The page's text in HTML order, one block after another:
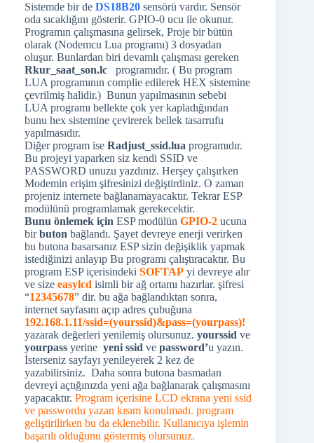
Sistemde bir de DS18B20 sensörü vardır. Sensör
oda sıcaklığını gösterir. GPIO-0 ucu ile okunur.
Programın çalışmasına gelirsek, Proje bir bütün
olarak (Nodemcu Lua programı) 3 dosyadan
oluşur. Bunlardan biri devamlı çalışması gereken
Rkur_saat_son.lc
programıdır. ( Bu program
LUA programının complie edilerek HEX sistemine
çevrilmiş halidir.) Bunun yapılmasının sebebi
LUA programı bellekte çok yer kapladığından
bunu hex sistemine çevirerek bellek tasarrufu
yapılmasıdır.
Diğer program ise Radjust_ssid.lua programıdır.
Bu projeyi yaparken siz kendi SSID ve
PASSWORD unuzu yazdınız. Herşey çalışırken
Modemin erişim şifresinizi değiştirdiniz. O zaman
projeniz internete bağlanamayacaktır. Tekrar ESP
modülünü programlamak gerekecektir.
Bunu önlemek için ESP modülün GPIO-2 ucuna
birbuton bağlandı. Şayet devreye enerji verirken
bu butona basarsanız ESP sizin değişiklik yapmak
istediğinizi anlayıp Bu programı çalıştıracaktır. Bu
program ESP içerisindeki SOFTAP yi devreye alır
ve size easylcd isimli bir ağ ortamı hazırlar. şifresi
“12345678” dir. bu ağa bağlandıktan sonra,
internet sayfasını açıp adres çubuğuna
192.168.1.11/ssid=(yourssid)&pass=(yourpass)!
yazarak değerleri yenilemiş olursunuz. yourssid ve
yourpass yerine yeni ssid ve password’u yazın.
İsterseniz sayfayı yenileyerek 2 kez de
yazabilirsiniz. Daha sonra butona basmadan
devreyi açtığınızda yeni ağa bağlanarak çalışmasını
yapacaktır. Program içerisine LCD ekrana yeni ssid
ve passwordu yazan kısım konulmadı. program
geliştirilirken bu da eklenebilir. Kullanıcıya işlemin
başarılı olduğunu göstermiş olursunuz.